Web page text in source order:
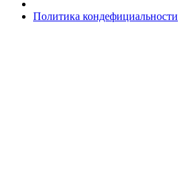
Политика кондефициальности